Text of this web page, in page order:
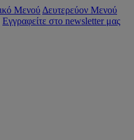
Μενού Δευτερεύον Μενού
Εγγραφείτε στο newsletter μας